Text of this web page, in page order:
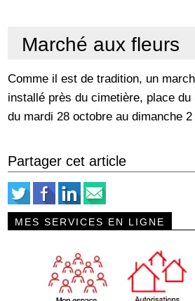
Marché aux fleurs
Comme il est de tradition, un
installé près du cimetière, place
du mardi 28 octobre au dimanche
Partager cet article
MES SERVICES EN LIGNE